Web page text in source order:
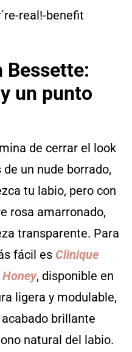
Bessette:
un punto
de cerrar el look
un nude borrado,
tu labio, pero con
rosa amarronado,
transparente. Para
fácil es Clinique
, disponible en
ligera y modulable,
brillante
natural del labio.